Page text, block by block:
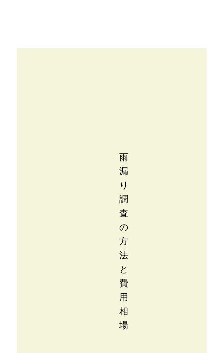
雨
漏
り
調
査
の
方
法
と
費
用
相
場